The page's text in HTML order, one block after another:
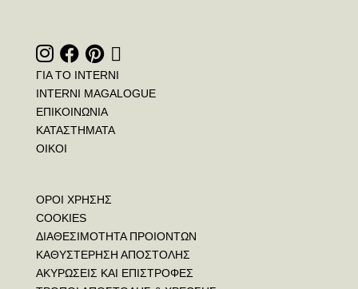
ΓΙΑ ΤΟ INTERNI
INTERNI MAGALOGUE
ΕΠΙΚΟΙΝΩΝΙΑ
ΚΑΤΑΣΤΗΜΑΤΑ
ΟΙΚΟΙ
ΟΡΟΙ ΧΡΗΣΗΣ
COOKIES
ΔΙΑΘΕΣΙΜΟΤΗΤΑ ΠΡΟΙΟΝΤΩΝ
ΚΑΘΥΣΤΕΡΗΣΗ ΑΠΟΣΤΟΛΗΣ
ΑΚΥΡΩΣΕΙΣ ΚΑΙ ΕΠΙΣΤΡΟΦΕΣ